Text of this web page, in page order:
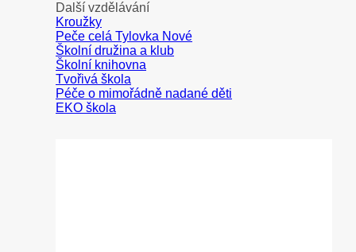
Další vzdělávání
Kroužky
Peče celá Tylovka
Školní družina a klub
Školní knihovna
Tvořivá škola
Péče o mimořádně nadané děti
EKO škola